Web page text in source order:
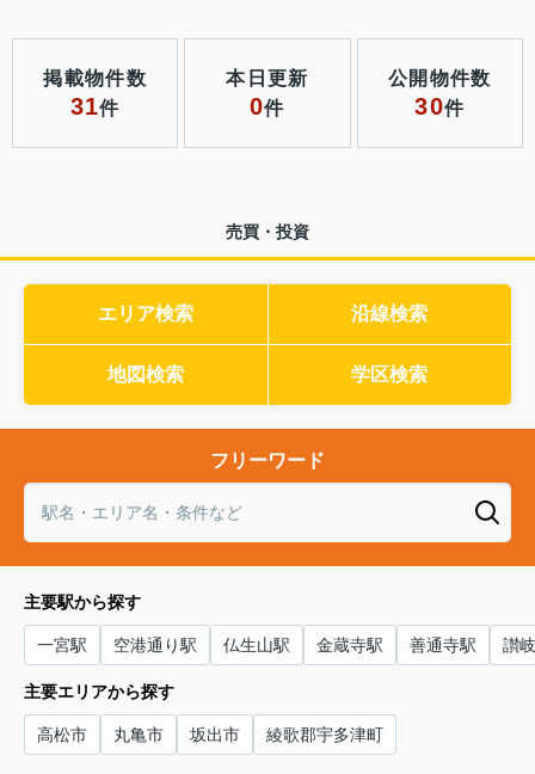
掲載物件数
31件
本日更新
0件
公開物件数
30件
売買・投資
エリア検索 沿線検索
地図検索 学区検索
フリーワード
主要駅から探す
一宮駅 空港通り駅 仏生山駅 金蔵寺駅 善通寺駅 讃
主要エリアから探す
高松市 丸亀市 坂出市 綾歌郡宇多津町